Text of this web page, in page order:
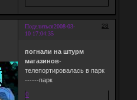
Поделиться 28
2008-03-
10 17:04:35
погнали на штурм
магазинов-
телепортировалась в парк
------парк
0